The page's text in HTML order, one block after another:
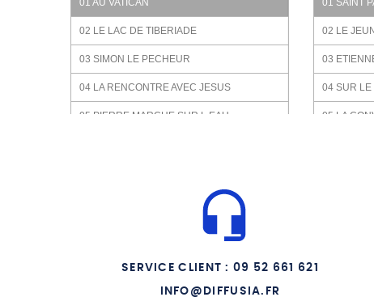
01 AU VATICAN
02 LE LAC DE TIBERIADE
03 SIMON LE PECHEUR
04 LA RENCONTRE AVEC JESUS
05 PIERRE MARCHE SUR L EAU
09 DES CONVERSIONS PAR MILIERS
11 MIS A MORT PAR NERON
01 SAINT
02 LE
03
04 SUR LE
05 LA
11
SERVICE CLIENT : 09 52 661 621
INFO@DIFFUSIA.FR